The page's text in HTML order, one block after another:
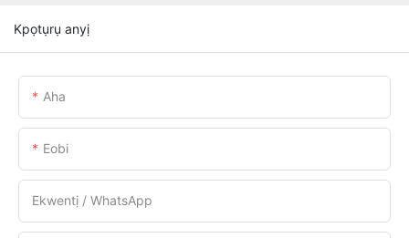
Kpọtụrụ anyị
Aha
Eobi
Ekwentị / WhatsApp